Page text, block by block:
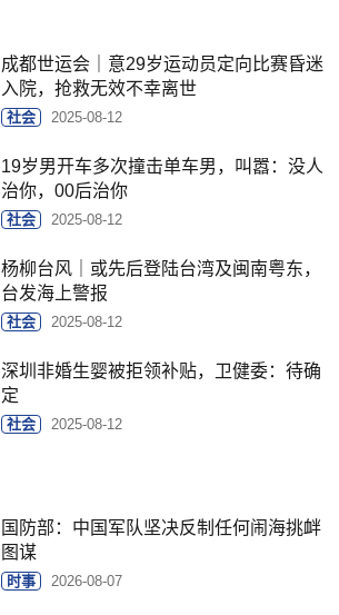
成都世运会｜意29岁运动员定向比赛昏迷
入院，抢救无效不幸离世
社会 2025-08-12
19岁男开车多次撞击单车男，叫嚣：没人
治你，00后治你
社会 2025-08-12
杨柳台风｜或先后登陆台湾及闽南粤东，
台发海上警报
社会 2025-08-12
深圳非婚生婴被拒领补贴，卫健委：待确
定
社会 2025-08-12
国防部：中国军队坚决反制任何闹海挑衅
图谋
时事 2026-08-07